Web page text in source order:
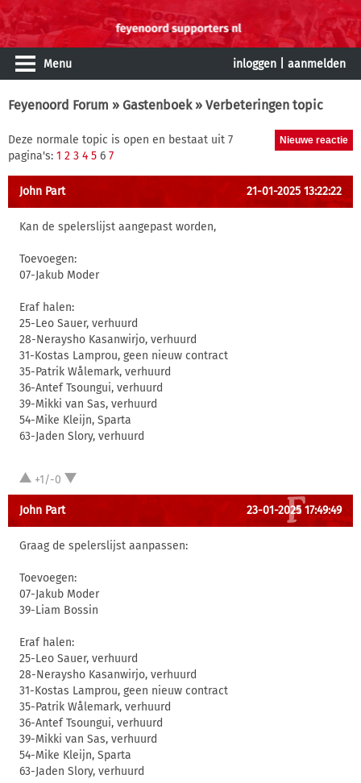
Menu inloggen aanmelden
Feyenoord Forum » Gastenboek» Verbeteringen topic
Deze normale topic is open en bestaat uit 7
pagina's: 1 2 3 4 5 6 7
John Part 21-01-2025 13:22:22
Kan de spelerslijst aangepast worden,
Toevoegen:
07-Jakub Moder
Eraf halen:
25-Leo Sauer, verhuurd
28-Neraysho Kasanwirjo, verhuurd
31-Kostas Lamprou, geen nieuw contract
35-Patrik Wålemark, verhuurd
36-Antef Tsoungui, verhuurd
39-Mikki van Sas, verhuurd
54-Mike Kleijn, Sparta
63-Jaden Slory, verhuurd
+1/-0
John Part 23-01-2025 17:49:49
Graag de spelerslijst aanpassen:
Toevoegen:
07-Jakub Moder
39-Liam Bossin
Eraf halen:
25-Leo Sauer, verhuurd
28-Neraysho Kasanwirjo, verhuurd
31-Kostas Lamprou, geen nieuw contract
35-Patrik Wålemark, verhuurd
36-Antef Tsoungui, verhuurd
39-Mikki van Sas, verhuurd
54-Mike Kleijn, Sparta
63-Jaden Slory, verhuurd